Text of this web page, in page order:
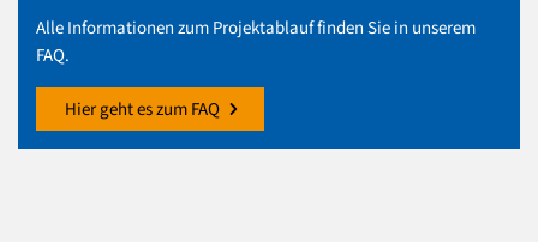
Alle Informationen zum Projektablauf finden Sie in unserem
FAQ.
Hier geht es zum FAQ